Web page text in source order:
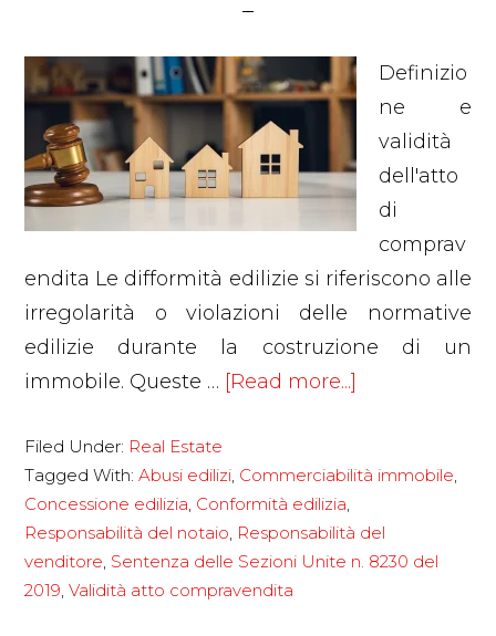
Definizio
ne e
validità
dell'atto
di
comprav
endita Le difformità edilizie si riferiscono alle
irregolarità o violazioni delle normative
edilizie durante la costruzione di un
immobile. Queste … [Read more...]
e
degli
Filed Under: Real Estate
Tagged With:Abusi edilizi, Commerciabilità immobile,
Concessione edilizia, Conformità edilizia,
Responsabilità del notaio, Responsabilità del
venditore, Sentenza delle Sezioni Unite n. 8230 del
2019,Validità atto compravendita